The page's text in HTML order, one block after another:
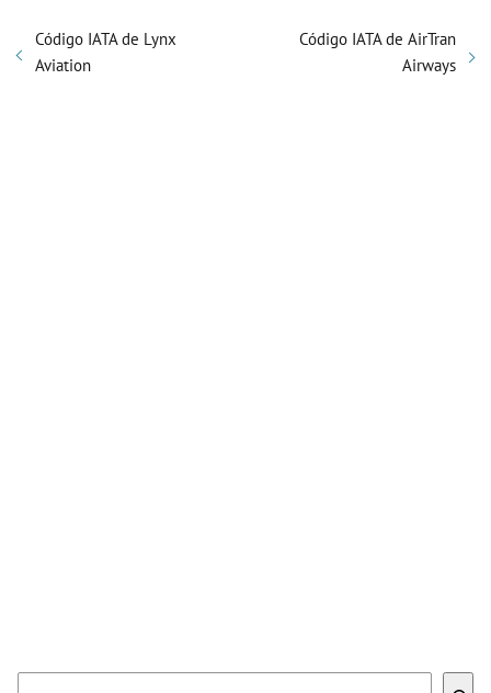
Código IATA de Lynx
Aviation
Código IATA de AirTran
Airways